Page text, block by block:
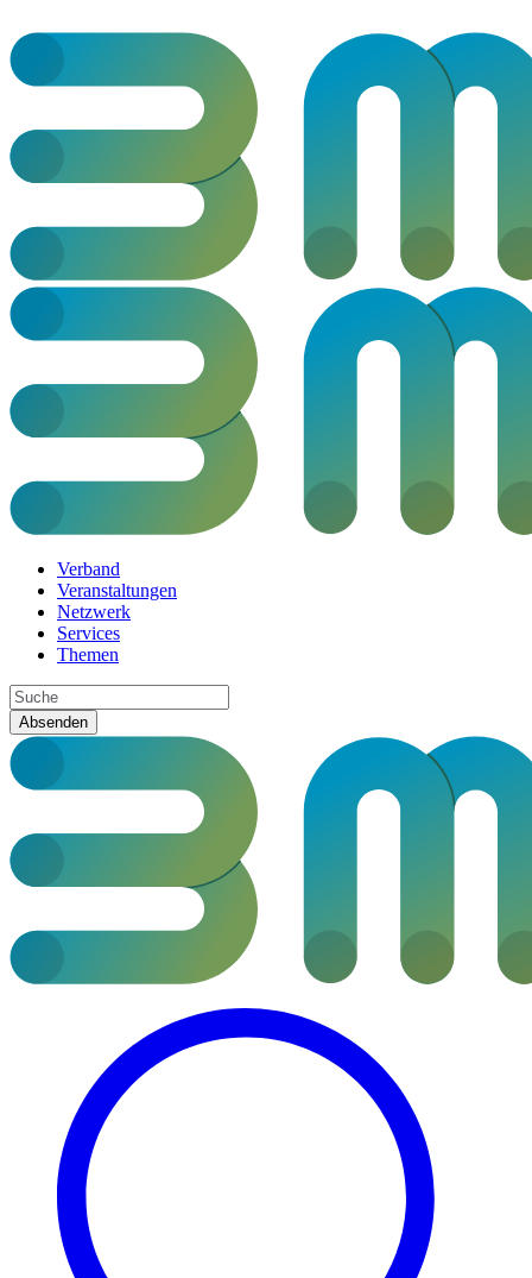
Verband
Veranstaltungen
Netzwerk
Services
Themen
Absenden